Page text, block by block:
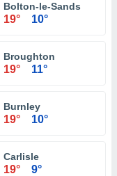
Bolton-le-Sands
19° 10°
Broughton
19° 11°
Burnley
19° 10°
Carlisle
19° 9°